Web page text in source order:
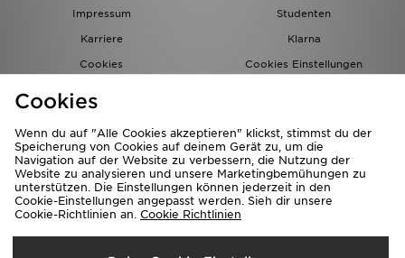
Impressum
Studenten
Karriere
Klarna
Cookies
Cookies Einstellungen
Lieferung Nach
Cookies
Wenn du auf "Alle Cookies akzeptieren" klickst, stimmst du der
Speicherung von Cookies auf deinem Gerät zu, um die
Navigation auf der Website zu verbessern, die Nutzung der
Website zu analysieren und unsere Marketingbemühungen zu
unterstützen. Die Einstellungen können jederzeit in den
Cookie-Einstellungen angepasst werden. Sieh dir unsere
Cookie-Richtlinien an. Cookie Richtlinien